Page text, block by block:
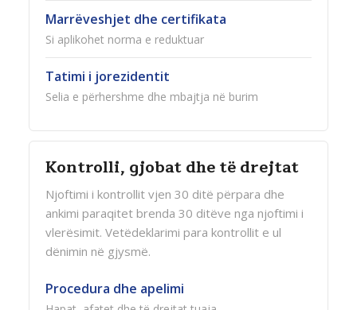
Marrëveshjet dhe certifikata
Si aplikohet norma e reduktuar
Tatimi i jorezidentit
Selia e përhershme dhe mbajtja në burim
Kontrolli, gjobat dhe të drejtat
Njoftimi i kontrollit vjen 30 ditë përpara dhe
ankimi paraqitet brenda 30 ditëve nga njoftimi i
vlerësimit. Vetëdeklarimi para kontrollit e ul
dënimin në gjysmë.
Procedura dhe apelimi